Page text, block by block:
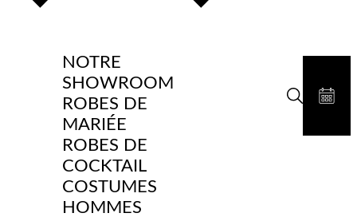
NOTRE
SHOWROOM
ROBES DE
MARIÉE
ROBES DE
COCKTAIL
COSTUMES
HOMMES